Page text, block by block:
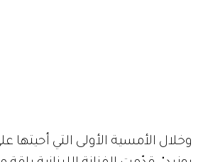
وخلال الأمسية الأولى التي